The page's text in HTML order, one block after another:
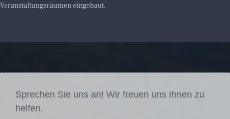
Veranstaltungsräumen eingebaut.
Sprechen Sie uns an! Wir freuen uns Ihnen zu
helfen.